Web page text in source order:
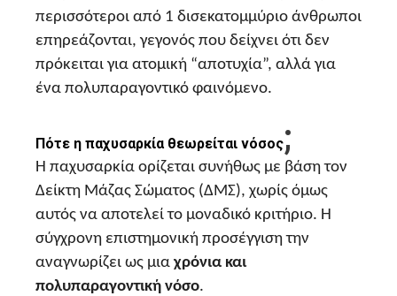
περισσότεροι από 1 δισεκατομμύριο άνθρωποι
επηρεάζονται, γεγονός που δείχνει ότι δεν
πρόκειται για ατομική “αποτυχία”, αλλά για
ένα πολυπαραγοντικό φαινόμενο.
Πότε η παχυσαρκία θεωρείται νόσος;
Η παχυσαρκία ορίζεται συνήθως με βάση τον
Δείκτη Μάζας Σώματος (ΔΜΣ), χωρίς όμως
αυτός να αποτελεί το μοναδικό κριτήριο. Η
σύγχρονη επιστημονική προσέγγιση την
αναγνωρίζει ως μια χρόνια και
πολυπαραγοντική νόσο.